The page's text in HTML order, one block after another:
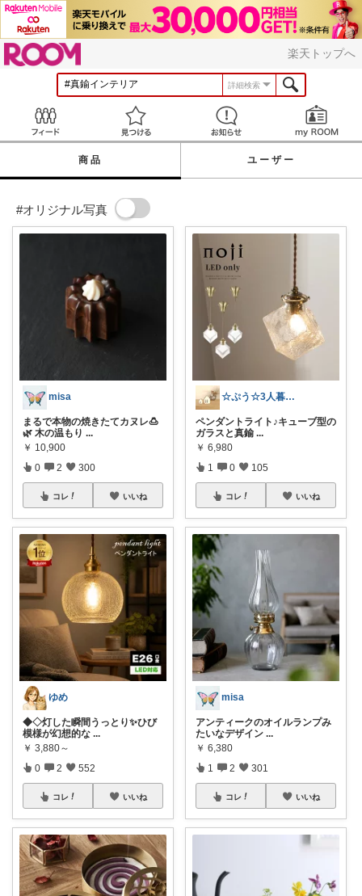
楽天トップへ
詳細検索
見つける お知らせ
商品 ユーザー
#オリジナル写真
misa
まるで本物の焼きたてカヌレ🍮
🌿 木の温もり ...
￥ 10,900
0 2 300
コレ いいね
ゆめ
◆◇灯した瞬間うっとり✨ひび
模様が幻想的な ...
￥ 3,880～
0 2 552
コレ いいね
☆ぷう☆3人暮らしの小さな家
ペンダントライト♪キューブ型の
ガラスと真鍮 ...
￥ 6,980
1 0 105
コレ いいね
misa
アンティークのオイルランプみ
たいなデザイン ...
￥ 6,380
1 2 301
コレ いいね